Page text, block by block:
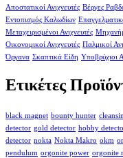
Αποστατικοί Ανιχνευτές Βέργες
Εντοπισμός Καλωδίων
Μεταχειρισμένοι Ανιχνευτές
Οικονομικοί Ανιχνευτές Παλμικοί
Όργανα Σκαπτικά Είδη Υποβρύχιοι
Ετικέτες
black magnet bounty hunter
detector gold detector hobby
detector nokta Nokta Makro okm
pendulum orgonite power orgonite